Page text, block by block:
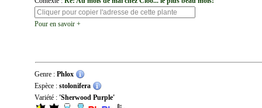
Pour en savoir +
Genre : Phlox
Espèce : stolonifera
Variété : 'Sherwood Purple'